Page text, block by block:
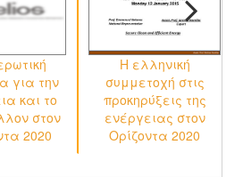
για την
και το
στον
2020
Η ελληνική
συμμετοχή στις
προκηρύξεις της
ενέργειας στον
Ορίζοντα 2020